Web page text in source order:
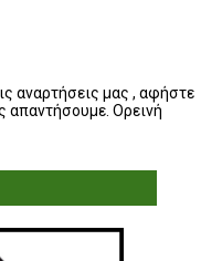
αναρτήσεις μας , αφήστε
απαντήσουμε. Ορεινή